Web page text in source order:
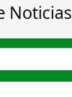
Noticias